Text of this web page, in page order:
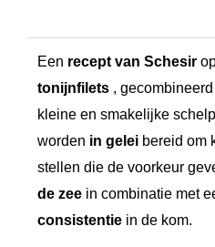
T
&
Een recept van Schesir
tonijnfilets ,
kleine en smakelijke
worden in gelei bereid om
stellen die de voorkeur
de zee in combinatie met
consistentie in de kom.